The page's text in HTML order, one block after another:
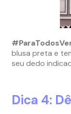
blusa preta e
seu dedo
Dica 4: